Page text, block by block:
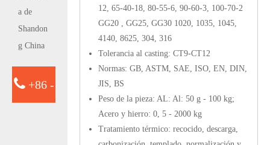
a de
Shandon
g China
+86 -
12, 65-40-18, 80-55-6, 90-60-3, 100-70-2
GG20 , GG25, GG30 1020, 1035, 1045,
4140, 8625, 304, 316
Tolerancia al casting: CT9-CT12
Normas: GB, ASTM, SAE, ISO, EN, DIN,
JIS, BS
Peso de la pieza: AL: Al: 50 g - 100 kg;
Acero y hierro: 0, 5 - 2000 kg
Tratamiento térmico: recocido, descarga,